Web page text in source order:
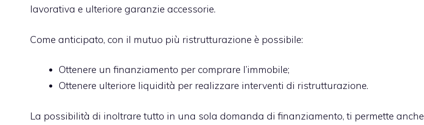
lavorativa e ulteriore garanzie accessorie.
Come anticipato, con il mutuo più ristrutturazione è possibile:
Ottenere un finanziamento per comprare l’immobile;
Ottenere ulteriore liquidità per realizzare interventi di ristrutturazione.
La possibilità di inoltrare tutto in una sola domanda di finanziamento, ti permette anche